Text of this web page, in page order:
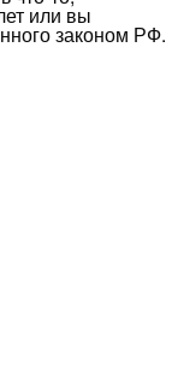
или вы
законом РФ.